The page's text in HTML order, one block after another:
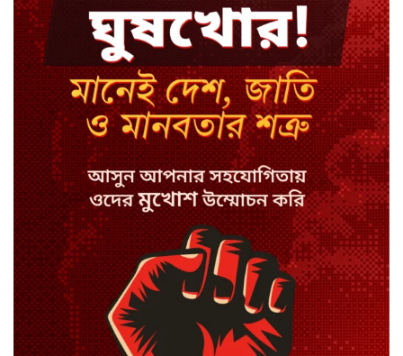
ইবির ৪৪ শিক্ষকের বিরুদ্ধে
রাষ্ট্রবিরোধিতার তদন্ত কমিটি
বাংলাদেশে চালু হলো থাই কফি চেইন
ক্যাফে আমাজন
হাসিনাকে সুযোগ দিয়ে সার্বভৌমত্বে
আঘাত: রিজভী
ডিজিটাল ভূমি সেবায় জবাবদিহি
নিশ্চিতের নির্দেশ